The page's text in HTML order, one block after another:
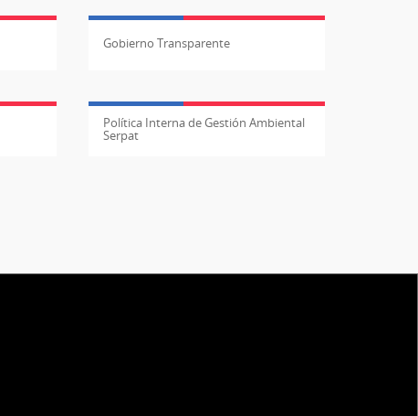
Gobierno Transparente
Política Interna de Gestión Ambiental
Serpat